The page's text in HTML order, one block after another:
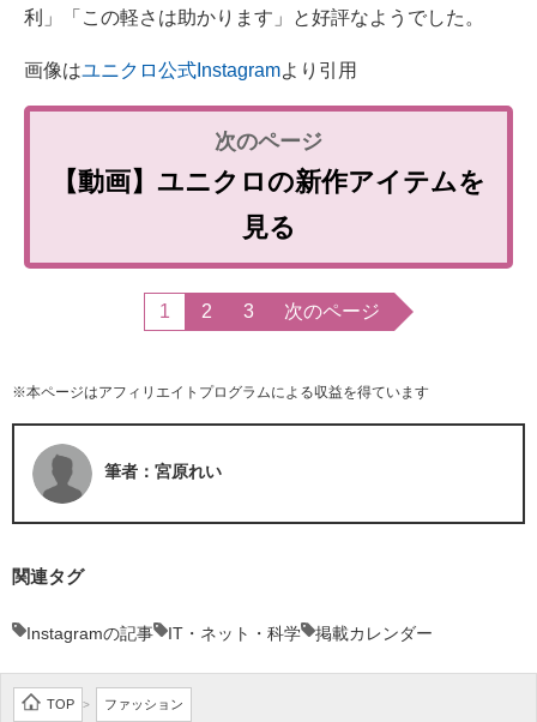
利」「この軽さは助かります」と好評なようでした。
画像はユニクロ公式Instagramより引用
【動画】ユニクロの新作アイテムを
見る
1 2 3 次のページ
※本ページはアフィリエイトプログラムによる収益を得ています
筆者：宮原れい
関連タグ
Instagramの記事 IT・ネット・科学 掲載カレンダー
TOP > ファッション